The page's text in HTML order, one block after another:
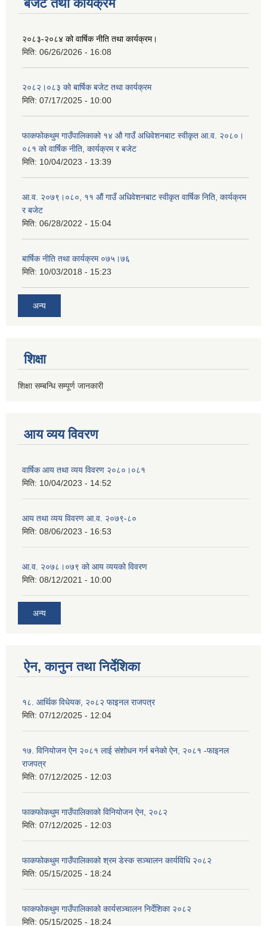
बजेट तथा कार्यक्रम
२०८३-२०८४ को वार्षिक नीति तथा कार्यक्रम।
मिति: 06/26/2026 - 16:08
२०८२।०८३ को बार्षिक बजेट तथा कार्यक्रम
मिति: 07/17/2025 - 10:00
फाकफोकथुम गाउँपालिकाको १४ औ गाउँ अधिवेशनबाट स्वीकृत आ.व. २०८०।
०८१ को वार्षिक नीति, कार्यक्रम र बजेट
मिति: 10/04/2023 - 13:39
आ.व. २०७९।०८०, ११ औं गाउँ अधिवेशनबाट स्वीकृत वार्षिक निति, कार्यक्रम
र बजेट
मिति: 06/28/2022 - 15:04
बार्षिक नीति तथा कार्यक्रम ०७५।७६
मिति: 10/03/2018 - 15:23
अन्य
शिक्षा
शिक्षा सम्बन्धि सम्पूर्ण जानकारी
आय व्यय विवरण
वार्षिक आय तथा व्यय विवरण २०८०।०८१
मिति: 10/04/2023 - 14:52
आय तथा व्यय विवरण आ.व. २०७९-८०
मिति: 08/06/2023 - 16:53
आ.व. २०७८।०७९ को आय व्ययको विवरण
मिति: 08/12/2021 - 10:00
अन्य
ऐन, कानुन तथा निर्देशिका
१८. आर्थिक विधेयक, २०८२ फाइनल राजपत्र
मिति: 07/12/2025 - 12:04
१७. विनियोजन ऐन २०८१ लाई संशोधन गर्न बनेको ऐन, २०८१ -फाइनल
राजपत्र
मिति: 07/12/2025 - 12:03
फाकफोकथुम गाउँपालिकाको विनियोजन ऐन, २०८२
मिति: 07/12/2025 - 12:03
फाकफोकथुम गाउँपालिकाको श्रम डेस्क सञ्चालन कार्यविधि २०८२
मिति: 05/15/2025 - 18:24
फाकफोकथुम गाउँपालिकाको कार्यसञ्चालन निर्देशिका २०८२
मिति: 05/15/2025 - 18:24